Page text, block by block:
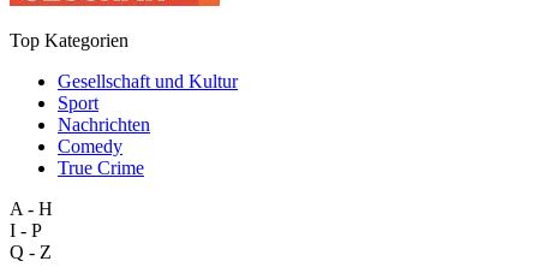
Top Kategorien
Gesellschaft und Kultur
Sport
Nachrichten
Comedy
True Crime
A - H
I - P
Q - Z